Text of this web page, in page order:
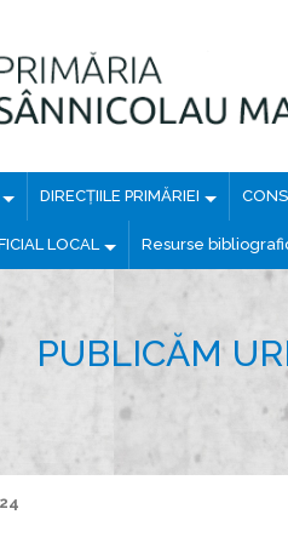
DIRECȚIILE PRIMĂRIEI
LOCAL Resurse
PUBLICĂM